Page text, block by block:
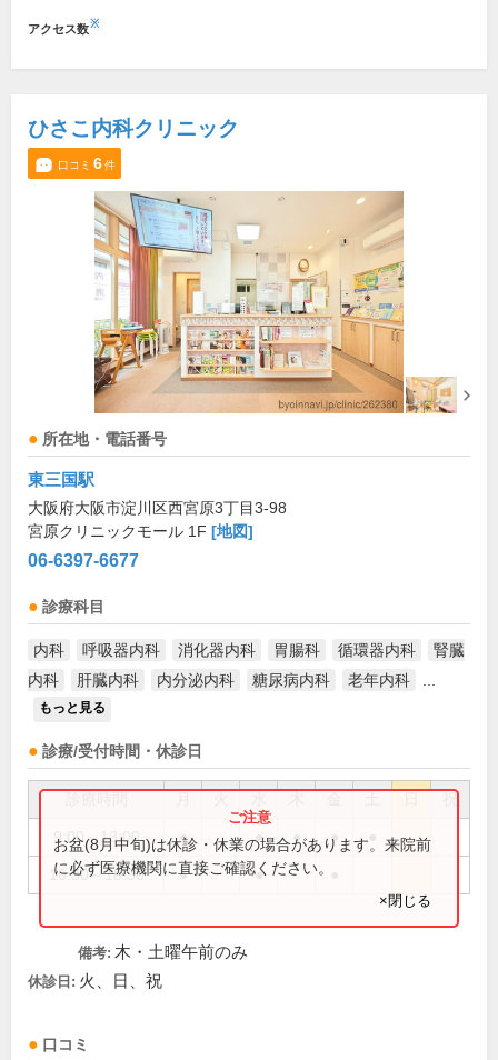
アクセス数※
ひさこ内科クリニック
口コミ 6件
所在地・電話番号
東三国駅
大阪府大阪市淀川区西宮原3丁目3-98
宮原クリニックモール 1F [地図]
06-6397-6677
診療科目
内科 呼吸器内科 消化器内科 胃腸科 循環器内科
腎臓
内科
肝臓内科 内分泌内科 糖尿病内科 老年内科
もっと見る
診療/受付時間・休診日
祝
9:00～13:00 ● ● ● ●
16:30～18:30 ● ●
お盆(8月中旬)は休診・休業の場合があります。来院前
に必ず医療機関に直接ご確認ください。
×閉じる
備考: 木・土曜午前のみ
休診日: 火、日、祝
口コミ